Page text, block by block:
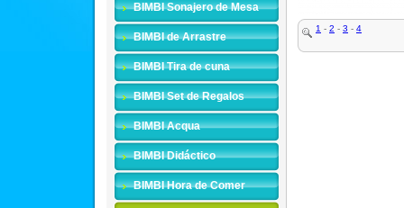
BIMBI Sonajero de Mesa
BIMBI de Arrastre
BIMBI Tira de cuna
BIMBI Set de Regalos
BIMBI Acqua
BIMBI Didáctico
BIMBI Hora de Comer
1 - 2 - 3 - 4